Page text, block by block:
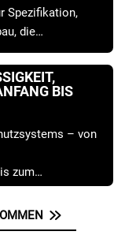
Spezifikation,
die
spezifische
BIS
– von
zum
Gewährleistung
Betriebs.